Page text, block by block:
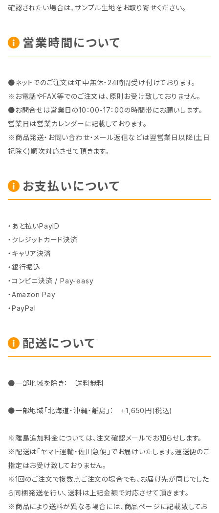
確認されたい場合は、サンプル生地をお取り寄せください。
営業時間について
●ネットでのご注文は年中無休・24時間受け付けております。
※お電話やFAX等でのご注文は、原則お受け致しておりません。
●お問合せは営業日の10：00-17：00の時間帯にお願いします。
営業日は営業カレンダーに記載しております。
※商品発送・お問い合わせ・メール返信などは翌営業日以降(土日
祝除く)順次対応させて頂きます。
お支払いについて
・あと払いPayID
・クレジットカード決済
・キャリア決済
・銀行振込
・コンビニ決済 / Pay-easy
・Amazon Pay
・PayPal
配送について
●一部地域を除き： 送料無料
●一部地域「北海道・沖縄・離島」： +1,650円(税込)
※離島追加料金については、注文確認メールでお知らせします。
※配送は「ヤマト運輸・佐川急便」でお届けいたします。運送便のご
指定はお受け致しておりません。
※1回のご注文で複数点ご注文の場合でも、お届け先が同じでした
ら同梱発送を行い、送料は上記金額で対応させて頂きます。
※商品により送料が異なる場合には、商品ページに記載致してお